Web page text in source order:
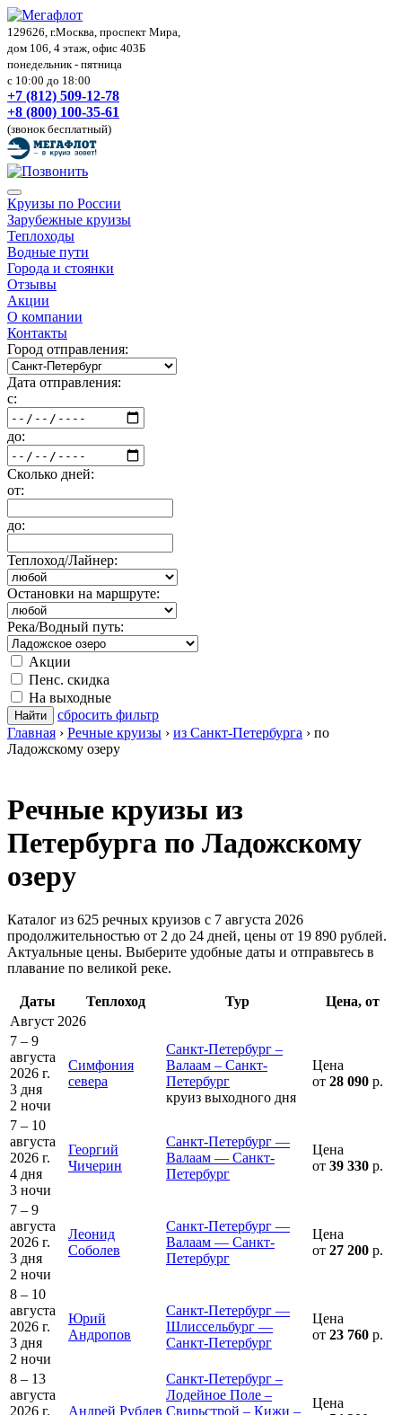
129626, г.Москва, проспект Мира,
дом 106, 4 этаж, офис 403Б
понедельник - пятница
с 10:00 до 18:00
+7 (812) 509-12-78
+8 (800) 100-35-61
(звонок бесплатный)
Круизы по России
Зарубежные круизы
Теплоходы
Водные пути
Города и стоянки
Отзывы
Акции
О компании
Контакты
Город отправления:
Дата отправления:
с:
до:
Сколько дней:
от:
до:
Теплоход/Лайнер:
Остановки на маршруте:
Река/Водный путь:
Акции
Пенс. скидка
На выходные
Найти
сбросить фильтр
Главная › Речные круизы › из Санкт-Петербурга › по
Ладожскому озеру
Речные круизы из
Петербурга по Ладожскому
озеру
Каталог из 625 речных круизов с 7 августа 2026
продолжительностью от 2 до 24 дней, цены от 19 890 рублей.
Актуальные цены. Выберите удобные даты и отправьтесь в
плавание по великой реке.
Даты Теплоход Тур
Цена, от
Август 2026
7 – 9
августа
2026 г.
3 дня
2 ночи
Симфония
севера
Санкт-Петербург –
Валаам – Санкт-
Петербург
круиз выходного дня
Цена
от 28 090 р.
7 – 10
августа
2026 г.
4 дня
3 ночи
Георгий
Чичерин
Санкт-Петербург —
Валаам — Санкт-
Петербург
Цена
от 39 330 р.
7 – 9
августа
2026 г.
3 дня
2 ночи
Леонид
Соболев
Санкт-Петербург —
Валаам — Санкт-
Петербург
Цена
от 27 200 р.
8 – 10
августа
2026 г.
3 дня
2 ночи
Юрий
Андропов
Санкт-Петербург —
Шлиссельбург —
Санкт-Петербург
Цена
от 23 760 р.
8 – 13
августа
2026 г.
Андрей Рублев
Санкт-Петербург –
Лодейное Поле –
Свирьстрой – Кижи –
Цена